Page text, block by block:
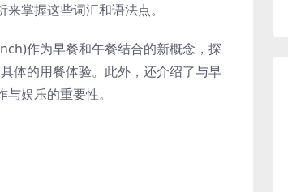
掌握这些词汇和语法点。
作为早餐和午餐结合的新概念，探
体的用餐体验。此外，还介绍了与早
娱乐的重要性。